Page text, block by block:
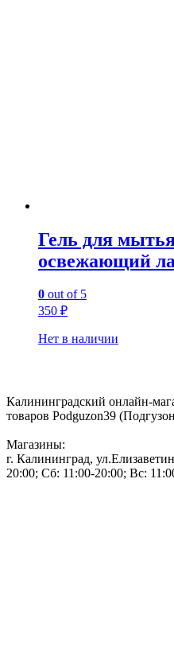
Гель для
освежающий
0 out of 5
350 ₽
Нет в наличии
Калининградский онлайн-
товаров Podguzon39
Магазины:
г. Калининград,
20:00; Сб: 11:00-20:00; Вс: